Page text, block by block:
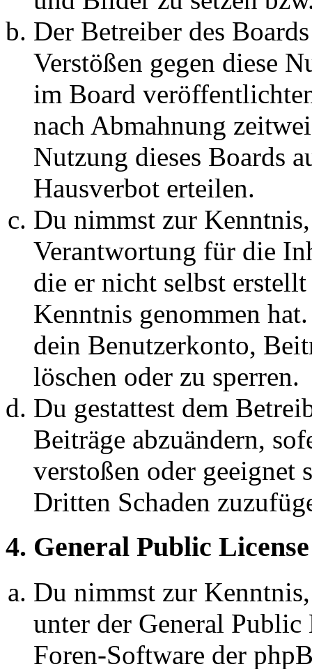
Der Betreiber des
Verstößen gegen diese
im Board
nach Abmahnung
Nutzung dieses Boards
Hausverbot erteilen.
Du nimmst zur
Verantwortung für die
die er nicht selbst
Kenntnis genommen
dein Benutzerkonto,
löschen oder zu sperren.
Du gestattest dem
Beiträge abzuändern,
verstoßen oder geeignet
Dritten Schaden
4. General Public License
Du nimmst zur
unter der General
Foren-Software der